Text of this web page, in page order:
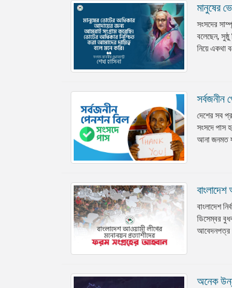
মানুষের
সংসদের
বলেছেন,
নিয়ে একথা
সর্বজনীন
দেশের সব
সংসদে পাস
আনা জনমত
বাংলাদেশ
ডিসেম্বর
আবেদনপত্র
অনেক